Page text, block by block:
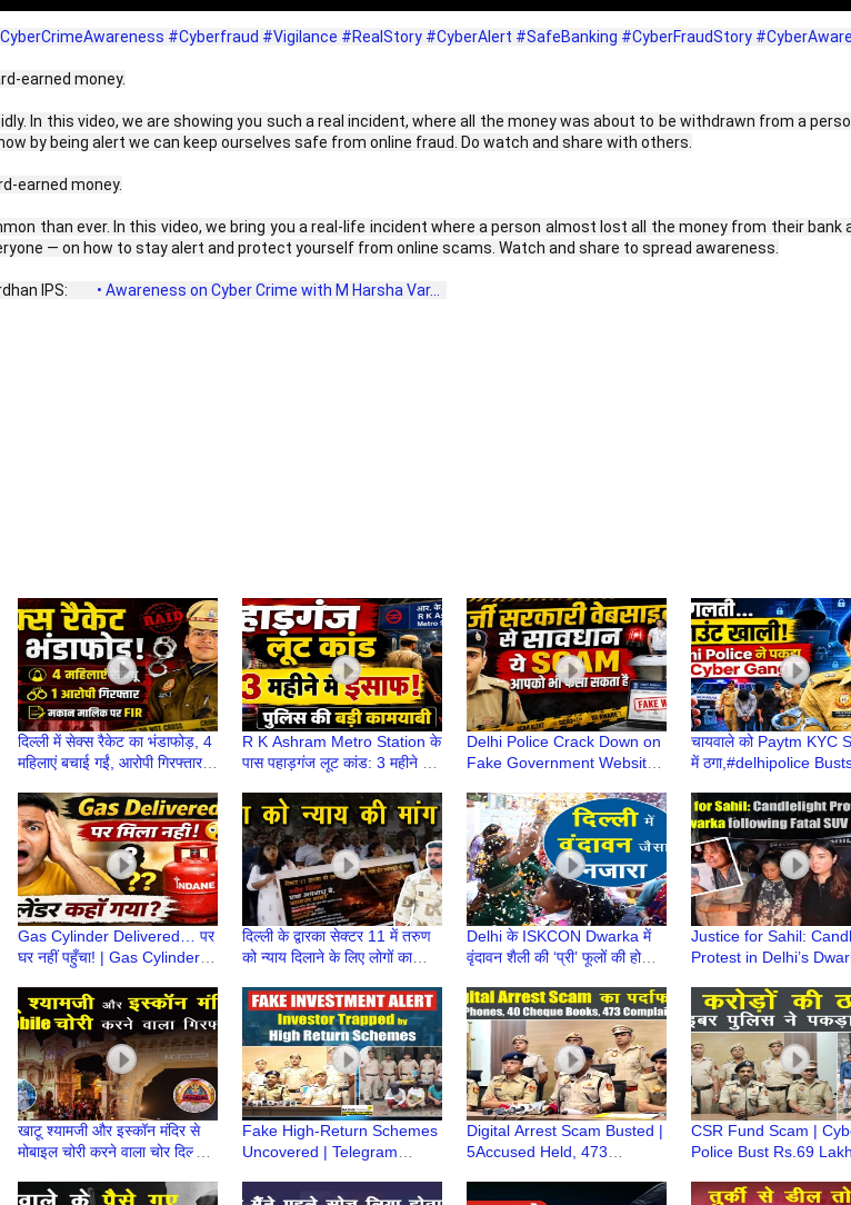
#Cyberfraud #Vigilance #RealStory #CyberAlert #SafeBanking #CyberFraudStory
earned money.
In this video, we are showing you such a real incident, where all the money was about to be withdrawn from a
by being alert we can keep ourselves safe from online fraud. Do watch and share with others.
earned money.
than ever. In this video, we bring you a real-life incident where a person almost lost all the money from their
— on how to stay alert and protect yourself from online scams. Watch and share to spread awareness.
IPS: • Awareness on Cyber Crime with M Harsha Var...
दिल्ली में सेक्स रैकेट का भंडाफोड़, 4
महिलाएं बचाई गईं, आरोपी गिरफ्तार,
R K Ashram Metro Station के
पास पहाड़गंज लूट कांड: 3 महीने में
Delhi Police Crack Down on
Fake Government Website
#OfficialVersion
चायवाले को Paytm KYC
में ठगा,#delhipolice
Network|
Gas Cylinder Delivered… पर
घर नहीं पहुँचा! | Gas Cylinder
Cylinder
दिल्ली के द्वारका सेक्टर 11 में तरुण
को न्याय दिलाने के लिए लोगों का
Delhi के ISKCON Dwarka में
वृंदावन शैली की ‘प्री’ फूलों की होली |
आयोजन
Justice for Sahil:
Protest in Delhi’s
| Dwarka Delhi
खाटू श्यामजी और इस्कॉन मंदिर से
मोबाइल चोरी करने वाला चोर दिल्ली में
Fake High-Return Schemes
Uncovered | Telegram
Exposed | Nidhin Valsan IPS
Digital Arrest Scam Busted |
5Accused Held, 473
Nationwide | Nidhin Valsan
CSR Fund Scam |
Police Bust Rs.69
Arrested | Nidhin